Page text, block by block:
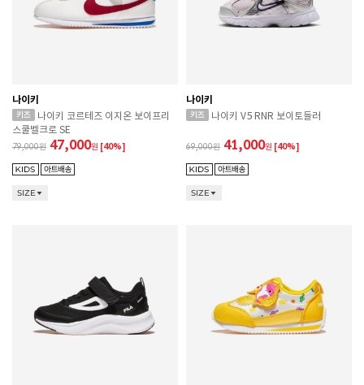
나이키
나이키 코르테즈 이지온 보이프리
스쿨벨크로 SE
79,000 47,000원 [40%]
SIZE
나이키
나이키 V5 RNR 보이토들러
69,000 41,000원 [40%]
SIZE